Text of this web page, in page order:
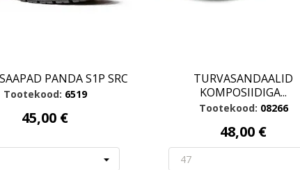
PANDA S1P SRC
Tootekood: 6519
45,00 €
TURVASANDAALID
KOMPOSIIDIGA...
Tootekood: 08266
48,00 €